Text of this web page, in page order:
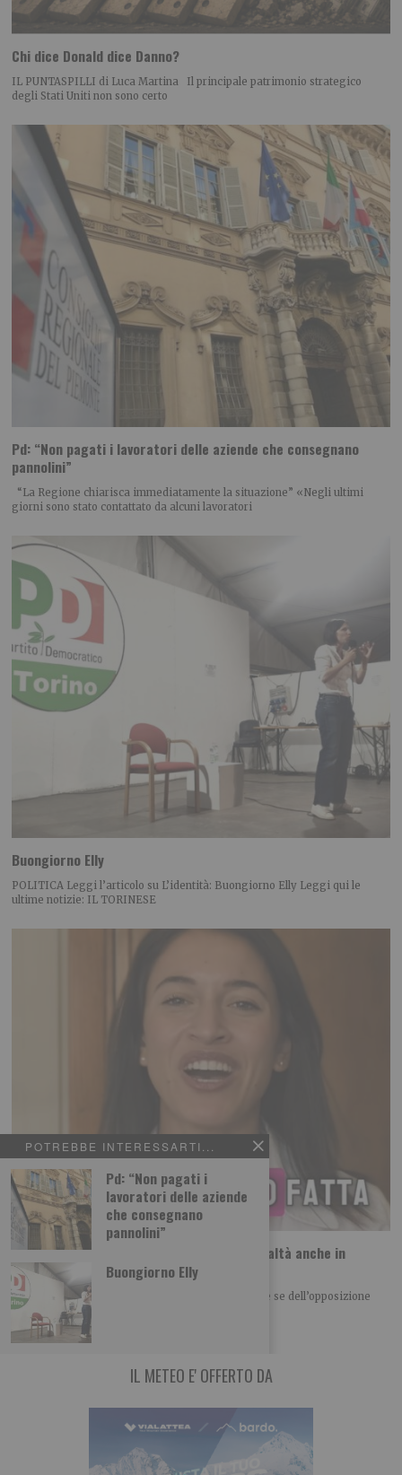
POTREBBE INTERESSARTI...
Pd: “Non pagati i
lavoratori delle aziende
che consegnano
pannolini”
Buongiorno Elly
Chi dice Donald dice Danno?
IL PUNTASPILLI di Luca Martina Il principale patrimonio strategico
degli Stati Uniti non sono certo
Pd: “Non pagati i lavoratori delle aziende che consegnano
pannolini”
“La Regione chiarisca immediatamente la situazione” «Negli ultimi
giorni sono stato contattato da alcuni lavoratori
Buongiorno Elly
POLITICA Leggi l’articolo su L’identità: Buongiorno Elly Leggi qui le
ultime notizie: IL TORINESE
Nallo: “Lo screening neonatale esteso è realtà anche in
Piemonte”
E’ un grande traguardo, frutto del lavoro che anche se dell’opposizione
siamo riusciti a portare avanti
IL METEO E' OFFERTO DA